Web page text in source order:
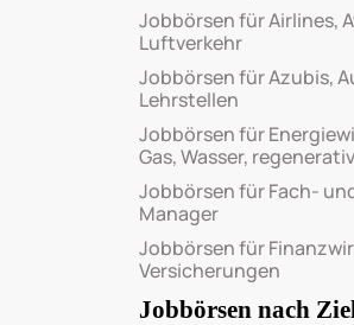
Jobbörsen für Airlines,
Luftverkehr
Jobbörsen für Azubis,
Lehrstellen
Jobbörsen für
Gas, Wasser,
Jobbörsen für Fach-
Manager
Jobbörsen für
Versicherungen
Jobbörsen nach